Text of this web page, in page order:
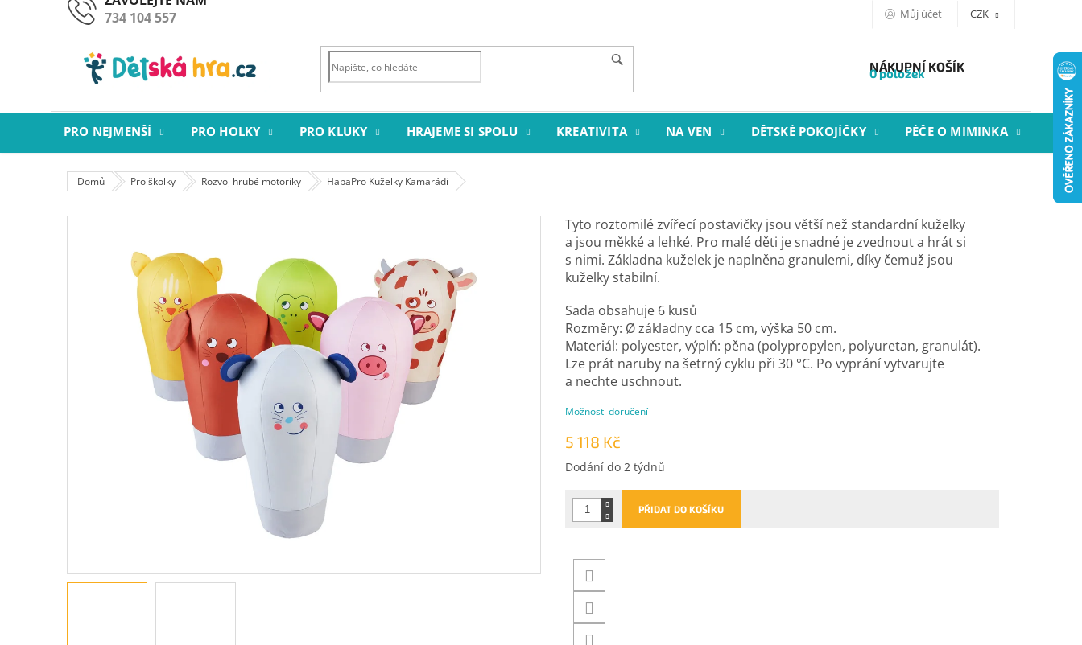
734 104 557 Můj účet CZK
NÁKUPNÍ KOŠÍK
0 položek
PRO NEJMENŠÍ PRO HOLKY PRO KLUKY HRAJEME SI SPOLU KREATIVITA NA VEN DĚTSKÉ POKOJÍČKY PÉČE O MIMINKA
Domů Pro školky Rozvoj hrubé motoriky HabaPro Kuželky Kamarádi
5 118 Kč
Měrná
Dodání do 2 týdnů
Možnosti doručení
PŘIDAT DO KOŠÍKU
Tyto roztomilé zvířecí postavičky jsou větší než standardní kuželky
a jsou měkké a lehké. Pro malé děti je snadné je zvednout a hrát si
s nimi. Základna kuželek je naplněna granulemi, díky čemuž jsou
kuželky stabilní.
Sada obsahuje 6 kusů
Rozměry: Ø základny cca 15 cm, výška 50 cm.
Materiál: polyester, výplň: pěna (polypropylen, polyuretan, granulát).
Lze prát naruby na šetrný cyklu při 30 °C. Po vyprání vytvarujte
a nechte uschnout.